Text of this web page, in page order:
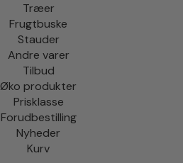
Træer
Frugtbuske
Stauder
Andre varer
Tilbud
Øko produkter
Prisklasse
Forudbestilling
Nyheder
Kurv